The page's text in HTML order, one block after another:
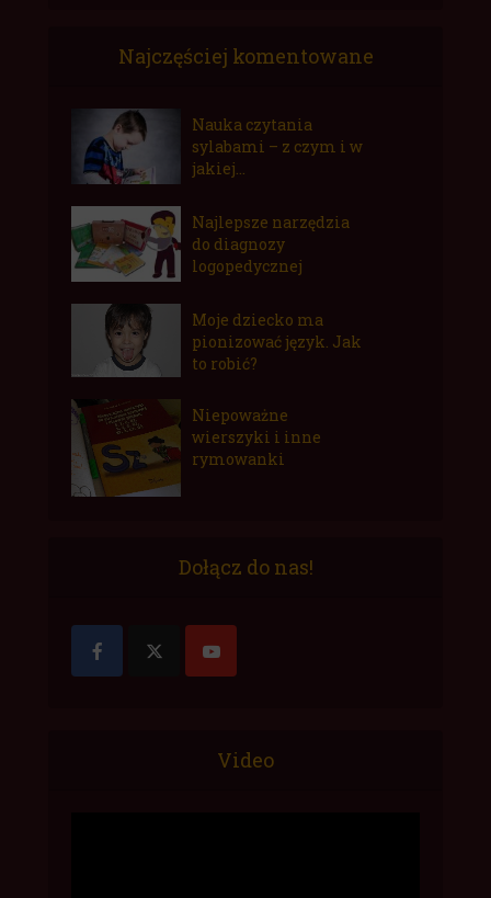
Najczęściej komentowane
Nauka czytania
sylabami – z czym i w
jakiej...
Najlepsze narzędzia
do diagnozy
logopedycznej
Moje dziecko ma
pionizować język. Jak
to robić?
Niepoważne
wierszyki i inne
rymowanki
Dołącz do nas!
Video